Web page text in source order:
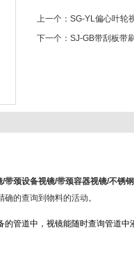
上一个： SG-YL偏心叶轮
下一个： SJ-GB带刮板带
/带颈设备视镜/带颈容器视镜/不锈
的查询到物料的活动。
管道中，视镜能随时查询管道